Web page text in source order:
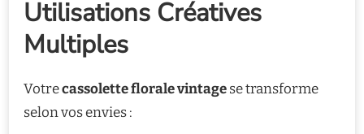
Utilisations Créatives
Multiples
Votrecassolette florale vintagese transforme
selon vos envies :